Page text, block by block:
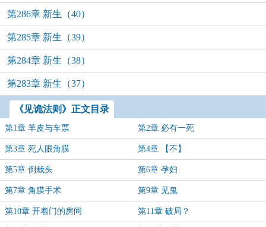
第286章 新生（40）
第285章 新生（39）
第284章 新生（38）
第283章 新生（37）
《见诡法则》正文目录
第1章 羊皮与车票 第2章 必有一死
第3章 死人眼角膜 第4章 【不】
第5章 倒栽头 第6章 孕妇
第7章 角膜手术 第9章 见鬼
第10章 开着门的房间 第11章 破局？